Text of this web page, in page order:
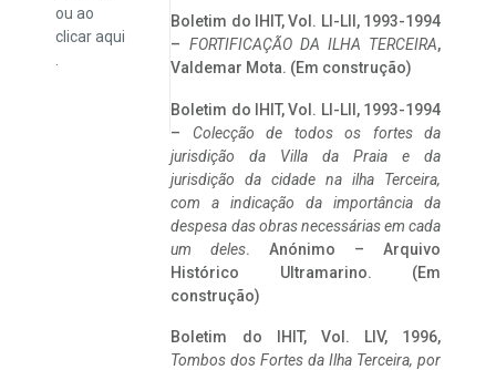
ou ao
clicaraqui
Boletim do IHIT, Vol. LI-LII, 1993-1994
– FORTIFICAÇÃO DA ILHA TERCEIRA,
Valdemar Mota. (Em construção)
Boletim do IHIT, Vol. LI-LII, 1993-1994
– Colecção de todos os fortes da
jurisdição da Villa da Praia e da
jurisdição da cidade na ilha Terceira,
com a indicação da importância da
despesa das obras necessárias em cada
um deles. Anónimo – Arquivo
Histórico Ultramarino. (Em
construção)
Boletim do IHIT, Vol. LIV, 1996,
Tombos dos Fortes da Ilha Terceira, por